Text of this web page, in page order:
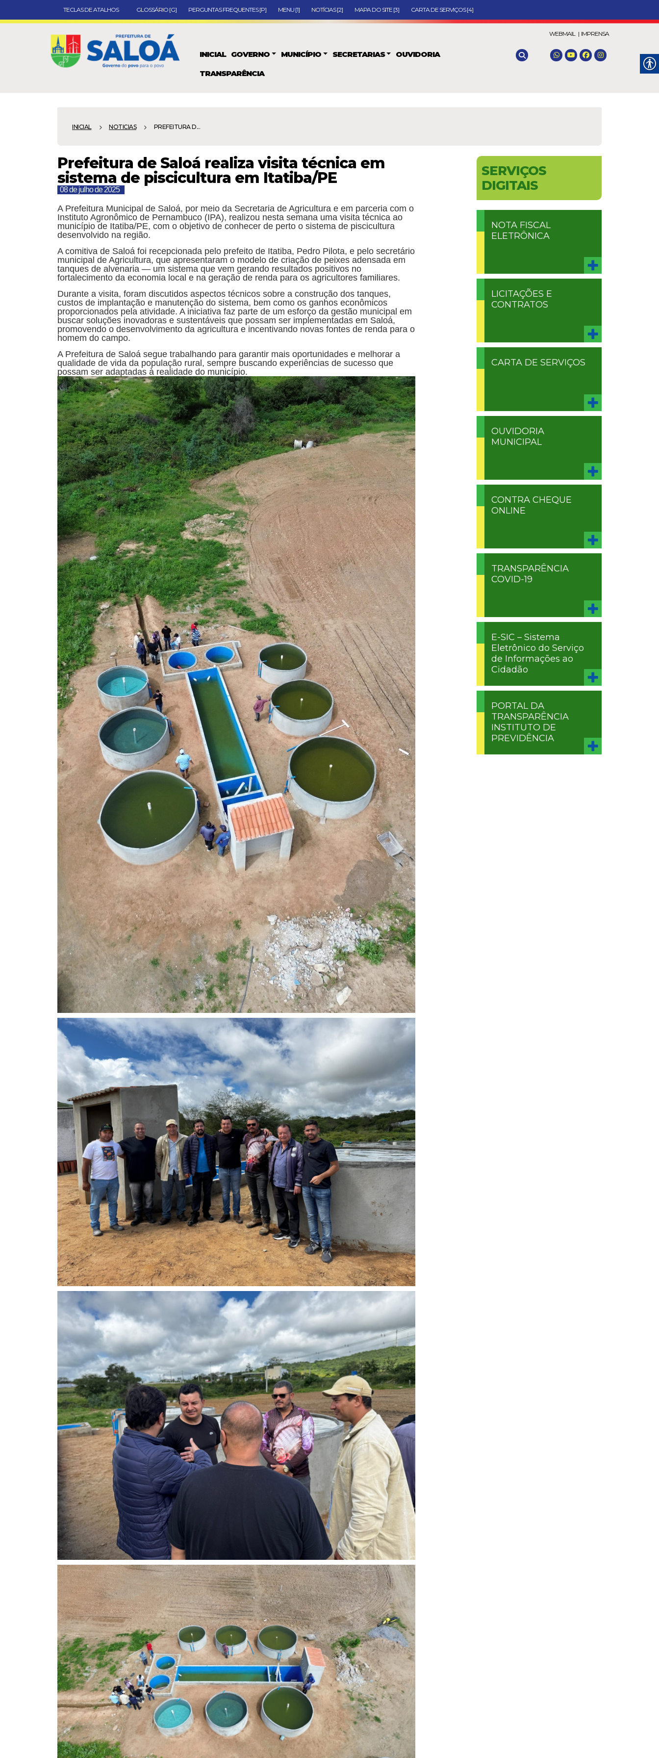
TECLAS DE ATALHOS GLOSSÁRIO [G] PERGUNTAS FREQUENTES [P] MENU [1] NOTÍCIAS [2] MAPA DO SITE [3] CARTA DE SERVIÇOS [4]
INICIAL GOVERNO MUNICÍPIO SECRETARIAS OUVIDORIA
TRANSPARÊNCIA
WEBMAIL | IMPRENSA
INICIAL NOTICIAS PREFEITURA D...
Prefeitura de Saloá realiza visita técnica em
sistema de piscicultura em Itatiba/PE
08 de julho de 2025
A Prefeitura Municipal de Saloá, por meio da Secretaria de Agricultura e em parceria com o
Instituto Agronômico de Pernambuco (IPA), realizou nesta semana uma visita técnica ao
município de Itatiba/PE, com o objetivo de conhecer de perto o sistema de piscicultura
desenvolvido na região.
A comitiva de Saloá foi recepcionada pelo prefeito de Itatiba, Pedro Pilota, e pelo secretário
municipal de Agricultura, que apresentaram o modelo de criação de peixes adensada em
tanques de alvenaria — um sistema que vem gerando resultados positivos no
fortalecimento da economia local e na geração de renda para os agricultores familiares.
Durante a visita, foram discutidos aspectos técnicos sobre a construção dos tanques,
custos de implantação e manutenção do sistema, bem como os ganhos econômicos
proporcionados pela atividade. A iniciativa faz parte de um esforço da gestão municipal em
buscar soluções inovadoras e sustentáveis que possam ser implementadas em Saloá,
promovendo o desenvolvimento da agricultura e incentivando novas fontes de renda para o
homem do campo.
A Prefeitura de Saloá segue trabalhando para garantir mais oportunidades e melhorar a
qualidade de vida da população rural, sempre buscando experiências de sucesso que
possam ser adaptadas à realidade do município.
SERVIÇOS
DIGITAIS
NOTA FISCAL
ELETRÔNICA
LICITAÇÕES E
CONTRATOS
CARTA DE SERVIÇOS
OUVIDORIA
MUNICIPAL
CONTRA CHEQUE
ONLINE
TRANSPARÊNCIA
COVID-19
E-SIC – Sistema
Eletrônico do Serviço
de Informações ao
Cidadão
PORTAL DA
TRANSPARÊNCIA
INSTITUTO DE
PREVIDÊNCIA